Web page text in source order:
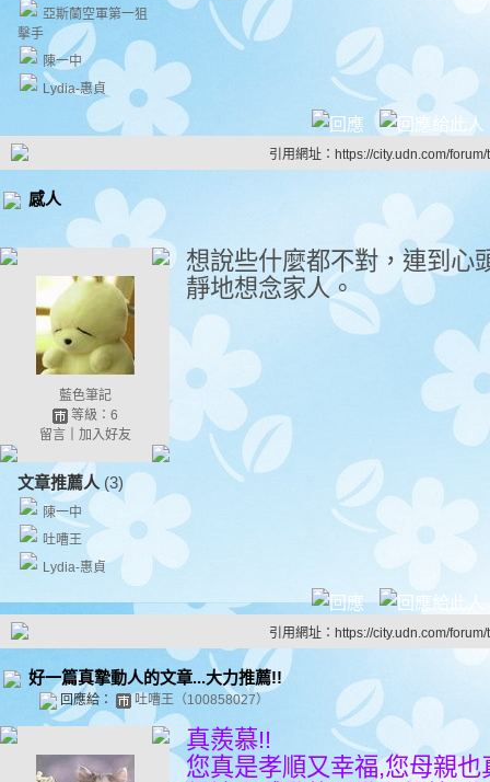
亞斯蘭空軍第一狙
擊手
陳一中
Lydia-惠貞
引用網址：https://city.udn.com/
感人
藍色筆記
等級：6
留言｜ 加入好友
文章推薦人 (3)
陳一中
吐嘈王
Lydia-惠貞
想說些什麼都不對，連到心
靜地想念家人。
引用網址：https://city.udn.com/
好一篇真摯動人的文章...大力推薦!!
回應給： 吐嘈王（100858027）
真羨慕!!
您真是孝順又幸福,您母親